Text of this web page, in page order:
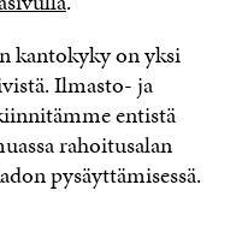
kantokyky on yksi
Ilmasto- ja
entistä
rahoitusalan
pysäyttämisessä.